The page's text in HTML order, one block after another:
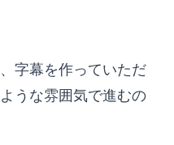
字幕を作っていただ
うな雰囲気で進むの